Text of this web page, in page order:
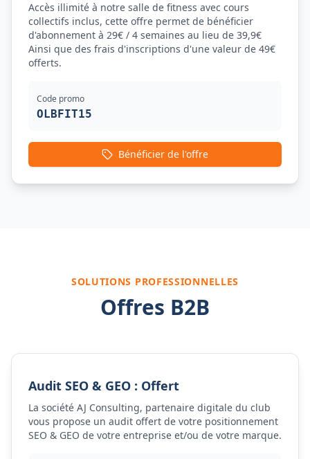
Accès illimité à notre salle de fitness avec cours
collectifs inclus, cette offre permet de bénéficier
d'abonnement à 29€ / 4 semaines au lieu de 39,9€
Ainsi que des frais d'inscriptions d'une valeur de 49€
offerts.
Code promo
OLBFIT15
Bénéficier de l'offre
SOLUTIONS PROFESSIONNELLES
Offres B2B
Audit SEO & GEO : Offert
La société AJ Consulting, partenaire digitale du club
vous propose un audit offert de votre positionnement
SEO & GEO de votre entreprise et/ou de votre marque.